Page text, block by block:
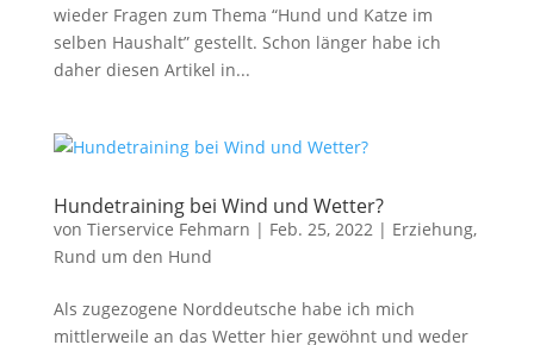
wieder Fragen zum Thema “Hund und Katze im
selben Haushalt” gestellt. Schon länger habe ich
daher diesen Artikel in...
Hundetraining bei Wind und Wetter?
von Tierservice Fehmarn | Feb. 25, 2022| Erziehung,
Rund um den Hund
Als zugezogene Norddeutsche habe ich mich
mittlerweile an das Wetter hier gewöhnt und weder